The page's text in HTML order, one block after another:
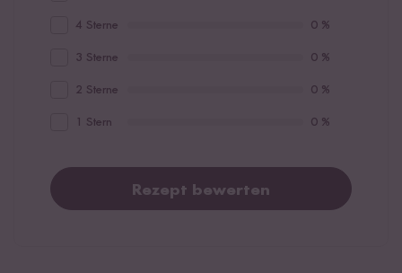
4 Sterne 0 %
3 Sterne 0 %
2 Sterne 0 %
1 Stern 0 %
Rezept bewerten